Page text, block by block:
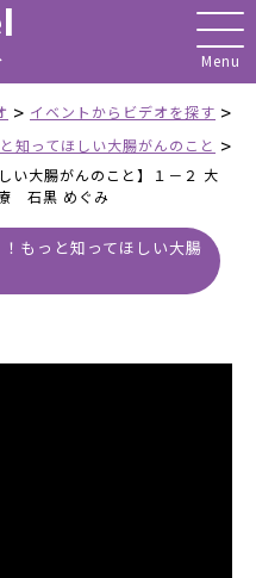
> イベントからビデオを探す >
知ってほしい大腸がんのこと >
い大腸がんのこと】１－２ 大
石黒 めぐみ
もっと知ってほしい大腸